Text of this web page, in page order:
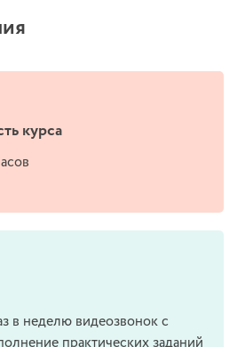
курса
в неделю видеозвонок с